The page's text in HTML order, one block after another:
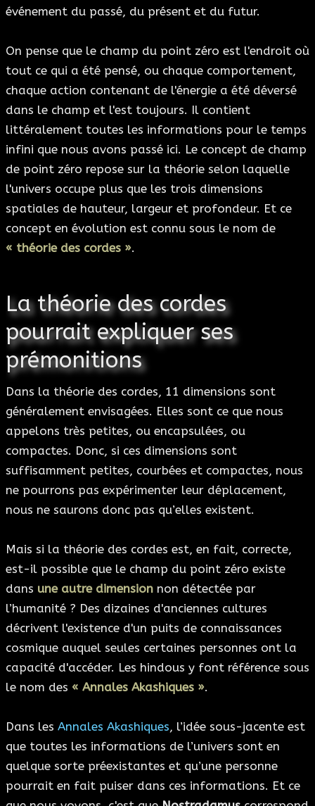
événement du passé, du présent et du futur.
On pense que le champ du point zéro est l'endroit où
tout ce qui a été pensé, ou chaque comportement,
chaque action contenant de l'énergie a été déversé
dans le champ et l'est toujours. Il contient
littéralement toutes les informations pour le temps
infini que nous avons passé ici. Le concept de champ
de point zéro repose sur la théorie selon laquelle
l'univers occupe plus que les trois dimensions
spatiales de hauteur, largeur et profondeur. Et ce
concept en évolution est connu sous le nom de
« théorie des cordes ».
La théorie des cordes
pourrait expliquer ses
prémonitions
Dans la théorie des cordes, 11 dimensions sont
généralement envisagées. Elles sont ce que nous
appelons très petites, ou encapsulées, ou
compactes. Donc, si ces dimensions sont
suffisamment petites, courbées et compactes, nous
ne pourrons pas expérimenter leur déplacement,
nous ne saurons donc pas qu’elles existent.
Mais si la théorie des cordes est, en fait, correcte,
est-il possible que le champ du point zéro existe
dans une autre dimension non détectée par
l’humanité ? Des dizaines d'anciennes cultures
décrivent l'existence d'un puits de connaissances
cosmique auquel seules certaines personnes ont la
capacité d'accéder. Les hindous y font référence sous
le nom des « Annales Akashiques ».
Dans les Annales Akashiques, l’idée sous-jacente est
que toutes les informations de l’univers sont en
quelque sorte préexistantes et qu’une personne
pourrait en fait puiser dans ces informations. Et ce